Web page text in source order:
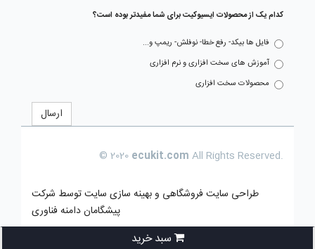
سبد خرید
کدام یک از محصولات ایسیوکیت برای شما مفیدتر بوده است؟
فایل ها بیکد- رفع خطا- نوفلش- ریمپ و...
آموزش های سخت افزاری و نرم افزاری
محصولات سخت افزاری
ارسال
© 2020 ecukit.com All Rights Reserved.
طراحی سایت فروشگاهی و بهینه سازی سایت توسط شرکت
پیشگامان دامنه فناوری